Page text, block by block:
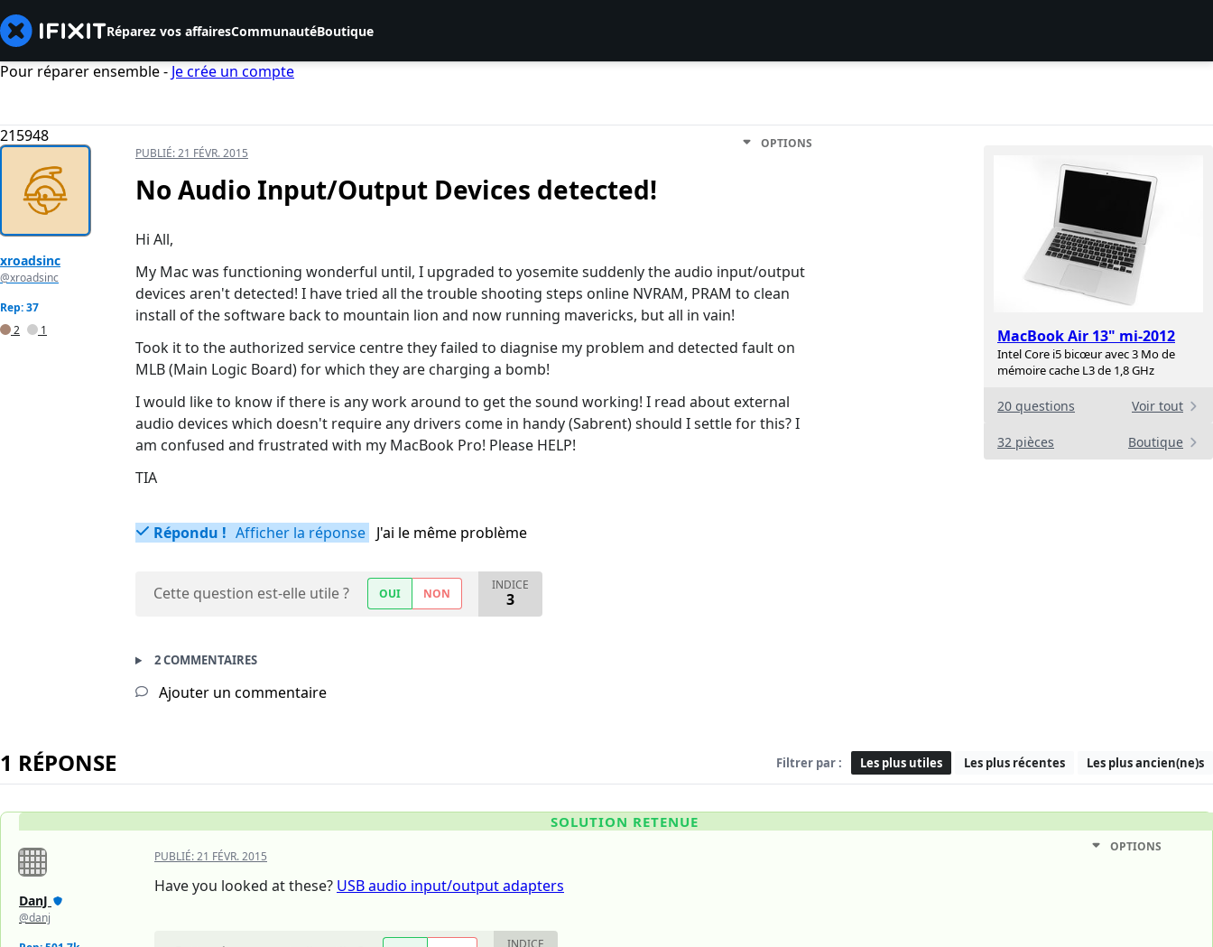
Réparez vos affairesCommunautéBoutique
Pour réparer ensemble - Je crée un compte
215948
MacBook Air 13" mi-2012
Intel Core i5 bicœur avec 3 Mo de
mémoire cache L3 de 1,8 GHz
20 questions Voir tout
32 pièces Boutique
xroadsinc
@xroadsinc
Rep: 37
2
1
PUBLIÉ:21 FÉVR. 2015
OPTIONS
No Audio Input/Output Devices detected!
Hi All,
My Mac was functioning wonderful until, I upgraded to yosemite suddenly the audio input/output
devices aren't detected! I have tried all the trouble shooting steps online NVRAM, PRAM to clean
install of the software back to mountain lion and now running mavericks, but all in vain!
Took it to the authorized service centre they failed to diagnise my problem and detected fault on
MLB (Main Logic Board) for which they are charging a bomb!
I would like to know if there is any work around to get the sound working! I read about external
audio devices which doesn't require any drivers come in handy (Sabrent) should I settle for this? I
am confused and frustrated with my MacBook Pro! Please HELP!
TIA
Répondu ! Afficher la réponse J'ai le même problème
Cette question est-elle utile ? OUI NON
INDICE
3
2 COMMENTAIRES
Ajouter un commentaire
1 RÉPONSE Filtrer par : Les plus utiles Les plus récentes Les plus ancien(ne)s
SOLUTION RETENUE
DanJ
@danj
PUBLIÉ:21 FÉVR. 2015
OPTIONS
Have you looked at these? USB audio input/output adapters
INDICE